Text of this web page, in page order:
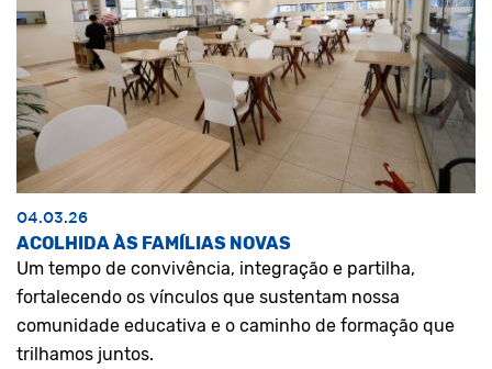
04.03.26
ACOLHIDA ÀS FAMÍLIAS NOVAS
Um tempo de convivência, integração e partilha,
fortalecendo os vínculos que sustentam nossa
comunidade educativa e o caminho de formação que
trilhamos juntos.